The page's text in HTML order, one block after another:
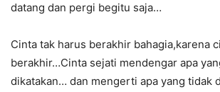
datang dan pergi begitu saja…
Cinta tak harus berakhir bahagia,karena
berakhir…Cinta sejati mendengar apa
dikatakan… dan mengerti apa yang tidak